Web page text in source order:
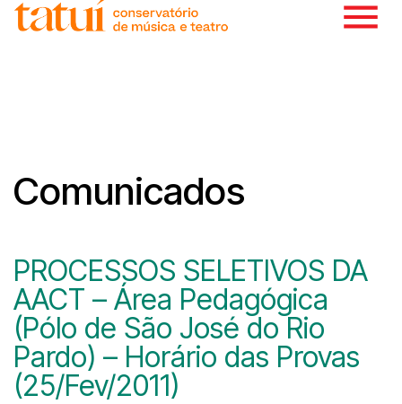
Comunicados
PROCESSOS SELETIVOS DA
AACT – Área Pedagógica
(Pólo de São José do Rio
Pardo) – Horário das Provas
(25/Fev/2011)